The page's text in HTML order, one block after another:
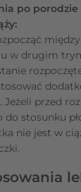
po
w drugim
przed
do stosunku
nie jest w